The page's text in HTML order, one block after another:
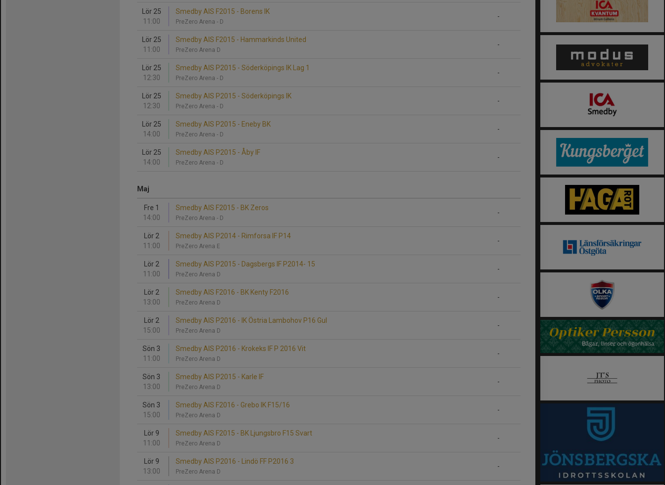
Lör 25
11:00
-
Smedby AIS F2015 - Borens IK
PreZero Arena - D
Lör 25
11:00
-
Smedby AIS F2015 - Hammarkinds United
PreZero Arena D
Lör 25
12:30
-
Smedby AIS P2015 - Söderköpings IK Lag 1
PreZero Arena - D
Lör 25
12:30
-
Smedby AIS P2015 - Söderköpings IK
PreZero Arena - D
Lör 25
14:00
-
Smedby AIS P2015 - Eneby BK
PreZero Arena - D
Lör 25
14:00
-
Smedby AIS P2015 - Åby IF
PreZero Arena - D
Maj
Fre 1
14:00
-
Smedby AIS F2015 - BK Zeros
PreZero Arena - D
Lör 2
11:00
-
Smedby AIS P2014 - Rimforsa IF P14
PreZero Arena E
Lör 2
11:00
-
Smedby AIS P2015 - Dagsbergs IF P2014- 15
PreZero Arena D
Lör 2
13:00
-
Smedby AIS F2016 - BK Kenty F2016
PreZero Arena D
Lör 2
15:00
-
Smedby AIS P2016 - IK Östria Lambohov P16 Gul
PreZero Arena D
Sön 3
11:00
-
Smedby AIS P2016 - Krokeks IF P 2016 Vit
PreZero Arena D
Sön 3
13:00
-
Smedby AIS P2015 - Karle IF
PreZero Arena D
Sön 3
15:00
-
Smedby AIS F2016 - Grebo IK F15/16
PreZero Arena D
Lör 9
11:00
-
Smedby AIS F2015 - BK Ljungsbro F15 Svart
PreZero Arena D
Lör 9
13:00
-
Smedby AIS P2016 - Lindö FF P2016 3
PreZero Arena D